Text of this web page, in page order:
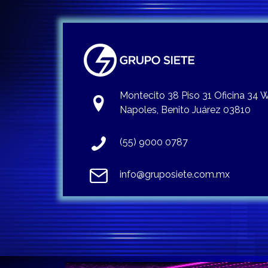
Montecito 38 Piso 31 Oficina 34
Napoles, Benito Juárez 03810
(55) 9000 0787
info@gruposiete.com.mx